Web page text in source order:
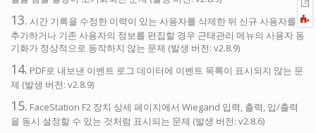
13. 시간 기록을 수정한 이력이 있는 사용자를 삭제한 뒤 신규 사용자를
추가하거나 기존 사용자의 정보를 편집할 경우 근태관리 메뉴의 사용자 동
기화가 정상적으로 동작하지 않는 문제 (발생 버전: v2.8.9)
14. PDF로 내보낸 이벤트 로그 데이터에 이벤트 목록이 표시되지 않는 문
제 (발생 버전: v2.8.9)
15. FaceStation F2 장치 상세 페이지에서 Wiegand 입력, 출력, 입/출력
을 동시 설정할 수 있는 것처럼 표시되는 문제 (발생 버전: v2.8.6)